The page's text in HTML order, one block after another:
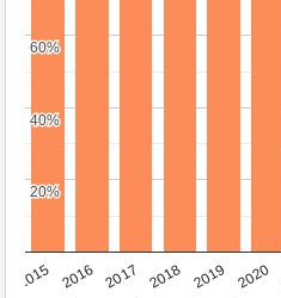
2015 2016 2017 2018 2019 2020
20%
20%
40%
40%
60%
60%